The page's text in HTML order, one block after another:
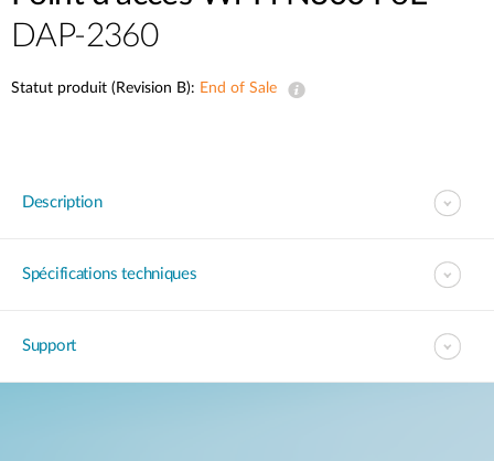
DAP-2360
Statut produit (Revision B): End of Sale
Description
Spécifications techniques
Support